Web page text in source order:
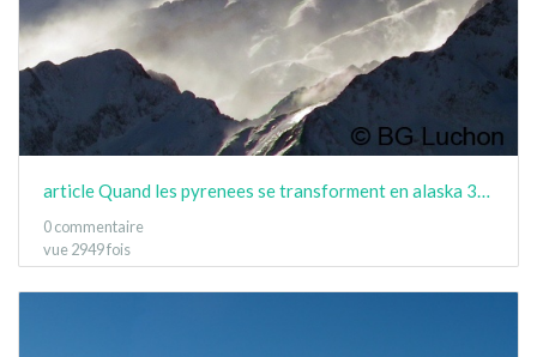
article Quand les pyrenees se transforment en alaska 3-15 03
0 commentaire
vue 2949 fois